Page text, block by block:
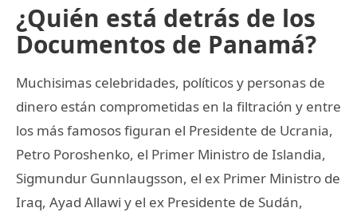
¿Quién está detrás de los
Documentos de Panamá?
Muchisimas celebridades, políticos y personas de
dinero están comprometidas en la filtración y entre
los más famosos figuran el Presidente de Ucrania,
Petro Poroshenko, el Primer Ministro de Islandia,
Sigmundur Gunnlaugsson, el ex Primer Ministro de
Iraq, Ayad Allawi y el ex Presidente de Sudán,